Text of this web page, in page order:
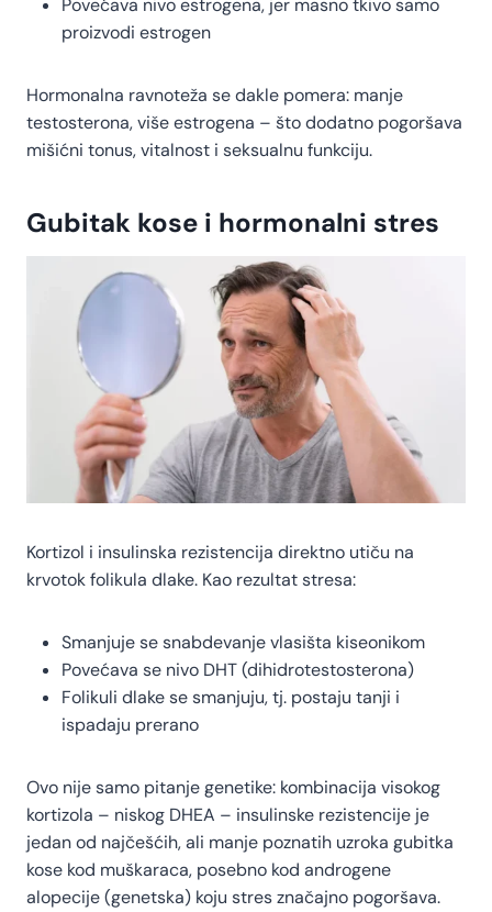
Povećava nivo estrogena, jer masno tkivo samo
proizvodi estrogen
Hormonalna ravnoteža se dakle pomera: manje
testosterona, više estrogena – što dodatno pogoršava
mišićni tonus, vitalnost i seksualnu funkciju.
Gubitak kose i hormonalni stres
Kortizol i insulinska rezistencija direktno utiču na
krvotok folikula dlake. Kao rezultat stresa:
Smanjuje se snabdevanje vlasišta kiseonikom
Povećava se nivo DHT (dihidrotestosterona)
Folikuli dlake se smanjuju, tj. postaju tanji i
ispadaju prerano
Ovo nije samo pitanje genetike: kombinacija visokog
kortizola – niskog DHEA – insulinske rezistencije je
jedan od najčešćih, ali manje poznatih uzroka gubitka
kose kod muškaraca, posebno kod androgene
alopecije (genetska) koju stres značajno pogoršava.